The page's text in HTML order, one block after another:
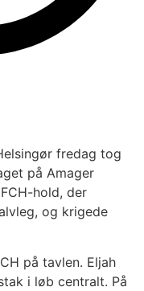
fredag tog
på Amager
hold, der
og krigede
på tavlen. Eljah
i løb centralt. På